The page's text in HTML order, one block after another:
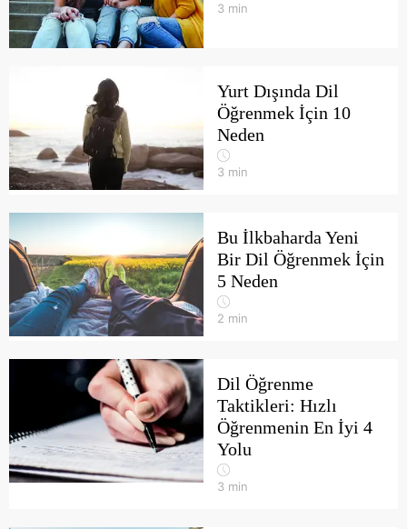
3 min
Yurt Dışında Dil
Öğrenmek İçin 10
Neden
3 min
Bu İlkbaharda Yeni
Bir Dil Öğrenmek İçin
5 Neden
2 min
Dil Öğrenme
Taktikleri: Hızlı
Öğrenmenin En İyi 4
Yolu
3 min